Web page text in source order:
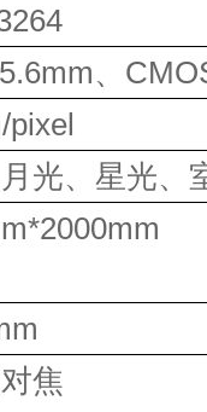
、
pixel
光、星光、
焦